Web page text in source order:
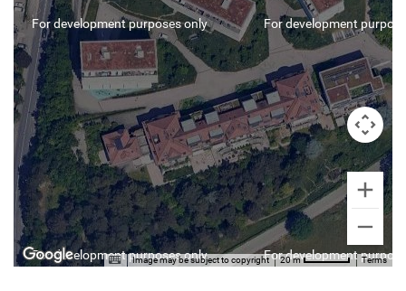
For development
For development
For development purposes only
For development purposes only
Image may be subject to copyright 20 m Terms